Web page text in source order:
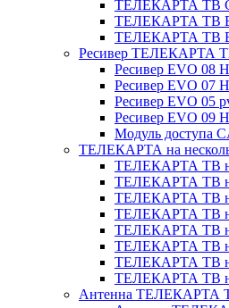
ТЕЛЕКАРТА ТВ
ТЕЛЕКАРТА ТВ
ТЕЛЕКАРТА ТВ
Ресивер ТЕЛЕКАРТА
Ресивер EVO 08
Ресивер EVO 07
Ресивер EVO 05
Ресивер EVO 09
Модуль доступа
ТЕЛЕКАРТА на
ТЕЛЕКАРТА ТВ
ТЕЛЕКАРТА ТВ
ТЕЛЕКАРТА ТВ
ТЕЛЕКАРТА ТВ
ТЕЛЕКАРТА ТВ
ТЕЛЕКАРТА ТВ
ТЕЛЕКАРТА ТВ
ТЕЛЕКАРТА ТВ
Антенна ТЕЛЕКАРТА